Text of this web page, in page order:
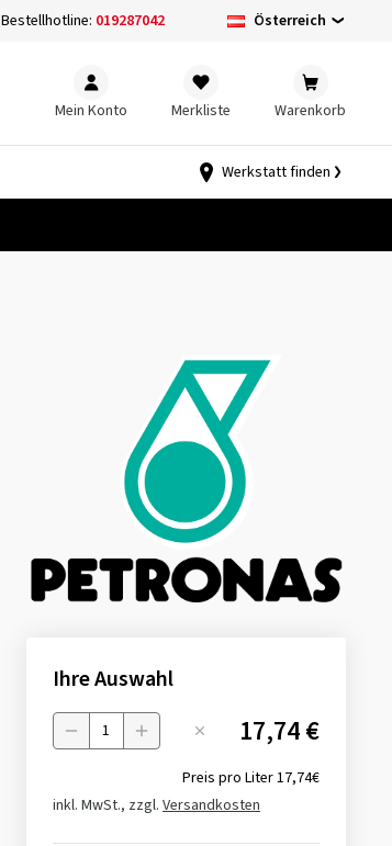
Bestellhotline: 019287042 Österreich
Mein Konto Merkliste Warenkorb
Werkstatt finden
Ihre Auswahl
Menge 17,74 €
Preis pro Liter17,74€
inkl. MwSt., zzgl. Versandkosten